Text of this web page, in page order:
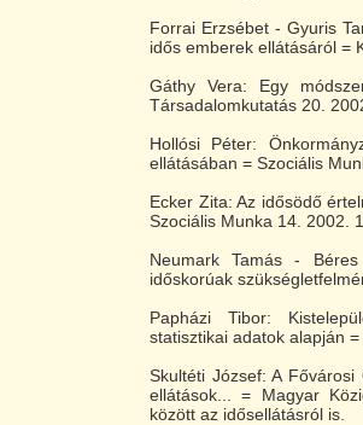
Forrai Erzsébet - Gyuris
idős emberek ellátásáról =
Gáthy Vera: Egy
Társadalomkutatás 20.
Hollósi Péter:
ellátásában = Szociális
Ecker Zita: Az idősödő
Szociális Munka 14. 2002.
Neumark Tamás -
időskorúak
Papházi Tibor:
statisztikai adatok alapján
Skultéti József: A
ellátások... = Magyar
között az idősellátásról is.